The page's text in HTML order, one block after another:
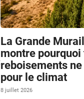
La Grande
montre pourquoi
reboisements
pour le climat
8 juillet 2026